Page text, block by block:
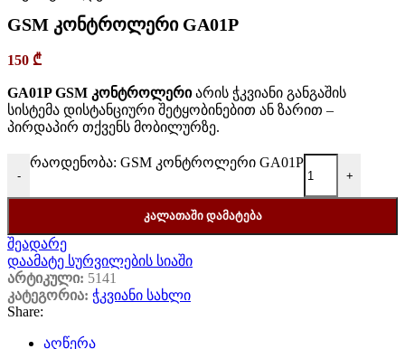
GSM კონტროლერი GA01P
150 ₾
GA01P GSM კონტროლერიარის ჭკვიანი განგაშის
სისტემა დისტანციური შეტყობინებით ან ზარით –
პირდაპირ თქვენს მობილურზე.
-
რაოდენობა: GSM კონტროლერი GA01P
+
ᲙᲐᲚᲐᲗᲐᲨᲘ ᲓᲐᲛᲐᲢᲔᲑᲐ
შეადარე
დაამატე სურვილების სიაში
არტიკული: 5141
კატეგორია: ჭკვიანი სახლი
Share:
აღწერა